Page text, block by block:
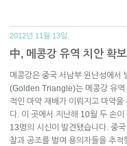
2012년 11월 13일.
中, 메콩강 유역 치안 확
메콩강은 중국 서남부 윈난성에서
(Golden Triangle)는 메콩강 유역
적인 마약 재배가 이뤄지고 마약
다. 이 곳에서 지난해 10월 두 손
13명의 시신이 발견됐습니다. 중
찰과 공조를 벌여 용의자들을 추